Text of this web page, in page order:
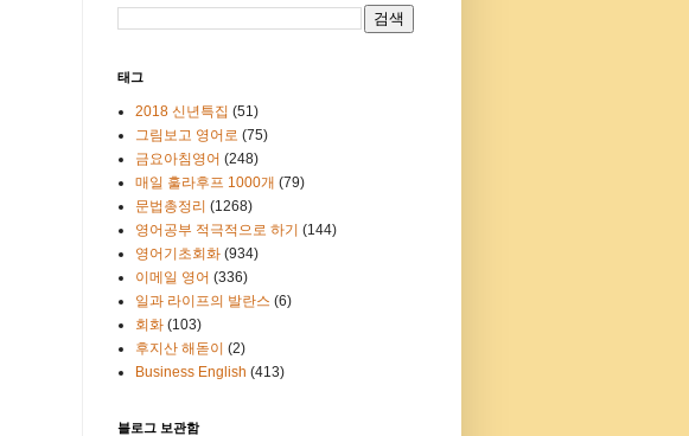
태그
2018 신년특집 (51)
그림보고 영어로 (75)
금요아침영어 (248)
매일 훌라후프 1000개 (79)
문법총정리 (1268)
영어공부 적극적으로 하기 (144)
영어기초회화 (934)
이메일 영어 (336)
일과 라이프의 발란스 (6)
회화 (103)
후지산 해돋이 (2)
Business English (413)
블로그 보관함